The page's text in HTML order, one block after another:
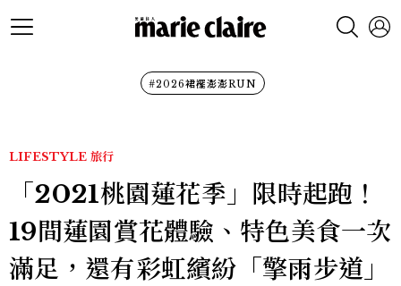
#2026裙襬澎澎RUN
LIFESTYLE 旅行
「2021桃園蓮花季」限時起跑！
19間蓮園賞花體驗、特色美食一次
滿足，還有彩虹繽紛「擎雨步道」